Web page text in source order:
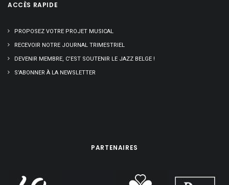
ACCÈS RAPIDE
PROPOSEZ VOTRE PROJET MUSICAL
RECEVOIR NOTRE JOURNAL TRIMESTRIEL
DEVENIR MEMBRE, C’EST SOUTENIR LE JAZZ BELGE !
S’ABONNER À LA NEWSLETTER
PARTENAIRES